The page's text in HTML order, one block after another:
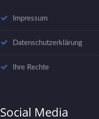
Impressum
Datenschutzerklärung
Ihre Rechte
Social Media